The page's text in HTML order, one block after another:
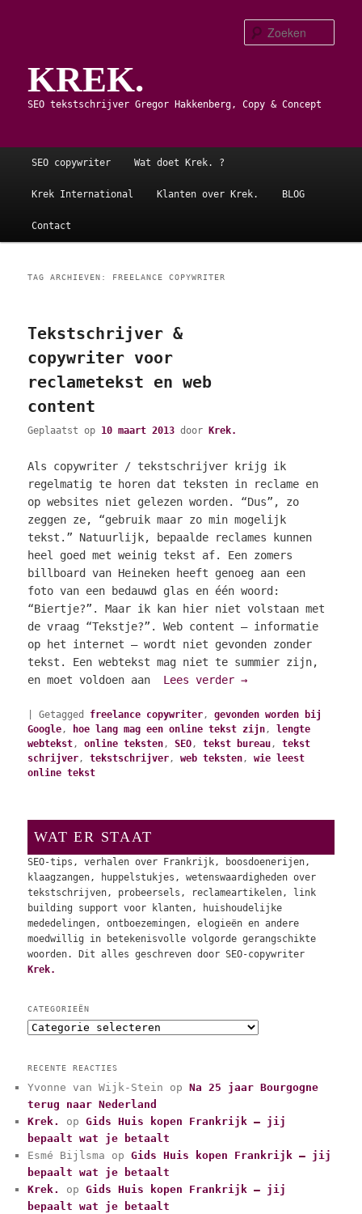
primaire
inhoud
secundaire
inhoudKREK.
SEO tekstschrijver Gregor Hakkenberg, Copy & Concept
Hoofdmenu
SEO copywriter Wat doet Krek. ?
Krek International Klanten over Krek. BLOG
Contact
TAG ARCHIEVEN: FREELANCE COPYWRITER
Tekstschrijver &
copywriter voor
reclametekst en web
content
Geplaatst op 10 maart 2013 doorKrek.
Als copywriter / tekstschrijver krijg ik
regelmatig te horen dat teksten in reclame en
op websites niet gelezen worden. “Dus”, zo
zeggen ze, “gebruik maar zo min mogelijk
tekst.” Natuurlijk, bepaalde reclames kunnen
heel goed met weinig tekst af. Een zomers
billboard van Heineken heeft genoeg aan een
foto van een bedauwd glas en één woord:
“Biertje?”. Maar ik kan hier niet volstaan met
de vraag “Tekstje?”. Web content – informatie
op het internet – wordt niet gevonden zonder
tekst. Een webtekst mag niet te summier zijn,
en moet voldoen aan Lees verder→
|Getagged freelance copywriter,gevonden worden bij
Google, hoe lang mag een online tekst zijn,
lengte
webtekst,online teksten,SEO,tekst bureau,tekst
schrijver,tekstschrijver,web teksten,wie leest
online tekst
WAT ER STAAT
SEO-tips, verhalen over Frankrijk, boosdoenerijen,
klaagzangen, huppelstukjes, wetenswaardigheden over
tekstschrijven, probeersels, reclameartikelen, link
building support voor klanten, huishoudelijke
mededelingen, ontboezemingen, elogieën en andere
moedwillig in betekenisvolle volgorde gerangschikte
woorden. Dit alles geschreven door SEO-copywriter
Krek.
CATEGORIEËN
C
e
g
o
r
i
e
ë
RECENTE REACTIES
Yvonne van Wijk-Stein opNa 25 jaar Bourgogne
terug naar Nederland
Krek.
opGids Huis kopen Frankrijk – jij
bepaalt wat je betaalt
Esmé Bijlsma opGids Huis kopen Frankrijk – jij
bepaalt wat je betaalt
Krek.
opGids Huis kopen Frankrijk – jij
bepaalt wat je betaalt